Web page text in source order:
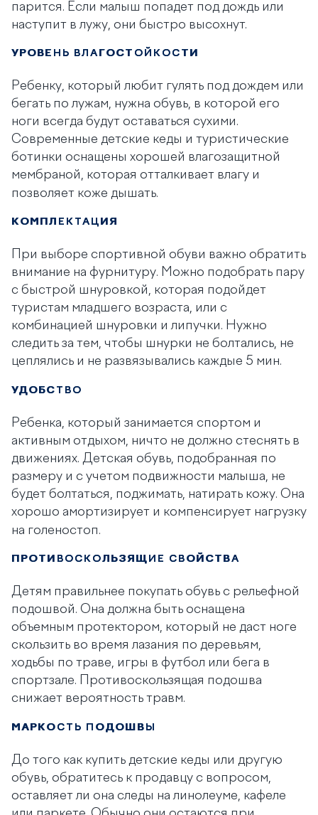
парится. Если малыш попадет под дождь или
наступит в лужу, они быстро высохнут.
УРОВЕНЬ ВЛАГОСТОЙКОСТИ
Ребенку, который любит гулять под дождем или
бегать по лужам, нужна обувь, в которой его
ноги всегда будут оставаться сухими.
Современные детские кеды и туристические
ботинки оснащены хорошей влагозащитной
мембраной, которая отталкивает влагу и
позволяет коже дышать.
КОМПЛЕКТАЦИЯ
При выборе спортивной обуви важно обратить
внимание на фурнитуру. Можно подобрать пару
с быстрой шнуровкой, которая подойдет
туристам младшего возраста, или с
комбинацией шнуровки и липучки. Нужно
следить за тем, чтобы шнурки не болтались, не
цеплялись и не развязывались каждые 5 мин.
УДОБСТВО
Ребенка, который занимается спортом и
активным отдыхом, ничто не должно стеснять в
движениях. Детская обувь, подобранная по
размеру и с учетом подвижности малыша, не
будет болтаться, поджимать, натирать кожу. Она
хорошо амортизирует и компенсирует нагрузку
на голеностоп.
ПРОТИВОСКОЛЬЗЯЩИЕ СВОЙСТВА
Детям правильнее покупать обувь с рельефной
подошвой. Она должна быть оснащена
объемным протектором, который не даст ноге
скользить во время лазания по деревьям,
ходьбы по траве, игры в футбол или бега в
спортзале. Противоскользящая подошва
снижает вероятность травм.
МАРКОСТЬ ПОДОШВЫ
До того как купить детские кеды или другую
обувь, обратитесь к продавцу с вопросом,
оставляет ли она следы на линолеуме, кафеле